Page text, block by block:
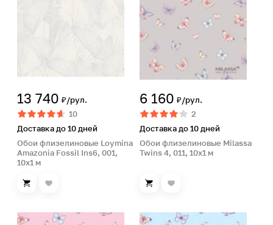
13 740 ₽/рул.
10
Доставка до 10 дней
Обои флизелиновые Loymina
Amazonia Fossil Ins6, 001,
10х1 м
6 160 ₽/рул.
2
Доставка до 10 дней
Обои флизелиновые Milassa
Twins 4, 011, 10х1 м